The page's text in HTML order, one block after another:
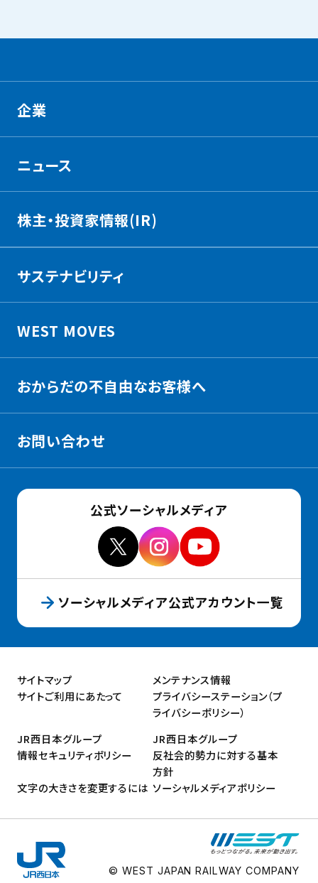
企業
ニュース
株主・投資家情報(IR)
サステナビリティ
WEST MOVES
おからだの不自由なお客様へ
お問い合わせ
公式ソーシャルメディア
ソーシャルメディア公式アカウント一覧
サイトマップ
メンテナンス情報
サイトご利用にあたって
プライバシーステーション（プ
ライバシーポリシー）
JR西日本グループ
情報セキュリティポリシー
JR西日本グループ
反社会的勢力に対する基本
方針
文字の大きさを変更するには ソーシャルメディアポリシー
© WEST JAPAN RAILWAY COMPANY